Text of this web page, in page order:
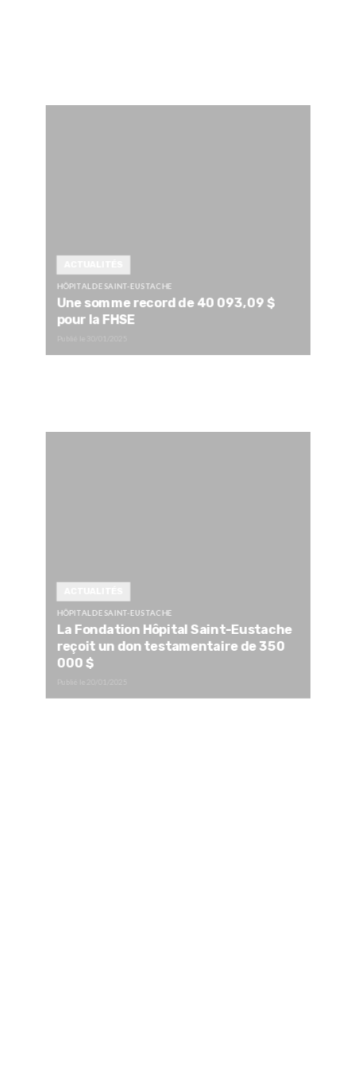
HÔPITAL DE SAINT-EUSTACHE
Une somme record de 40 093,09 $
pour la FHSE
HÔPITAL DE SAINT-EUSTACHE
La Fondation Hôpital Saint-Eustache
reçoit un don testamentaire de 350
000 $